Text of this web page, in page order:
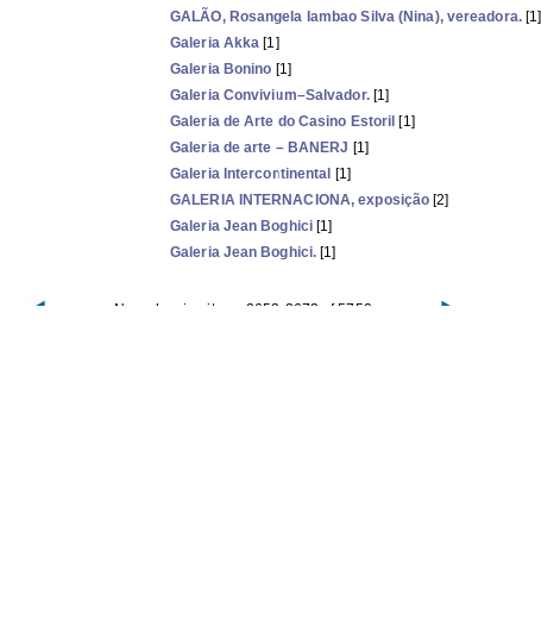
GALÃO, Rosangela Iambao Silva (Nina), vereadora.[1]
Galeria Akka [1]
Galeria Bonino [1]
Galeria Convivium–Salvador.[1]
Galeria de Arte do Casino Estoril [1]
Galeria de arte – BANERJ [1]
Galeria Intercontinental [1]
GALERIA INTERNACIONA, exposição [2]
Galeria Jean Boghici [1]
Galeria Jean Boghici. [1]
Now showing items 2653-2672 of 5750